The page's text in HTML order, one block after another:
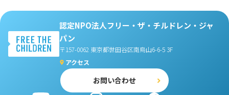
認定NPO法人フリー・ザ・チルドレン・ジャ
パン
〒157-0062 東京都世田谷区南烏山6-6-5 3F
アクセス
お問い合わせ